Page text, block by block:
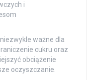
i
ważne dla
cukru oraz
obciążenie
oczyszczanie.